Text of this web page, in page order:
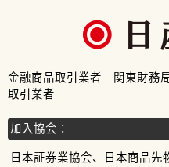
金融商品取引業者 関東財務
取引業者
加入協会：
日本証券業協会、日本商品